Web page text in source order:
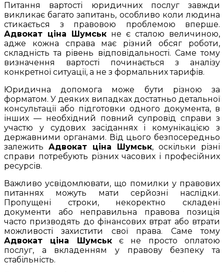
Питання вартості юридичних послуг завжди
викликає багато запитань, особливо коли людина
стикається з правовою проблемою вперше.
Адвокат ціна Шумськ не є сталою величиною,
адже кожна справа має різний обсяг роботи,
складність та рівень відповідальності. Саме тому
визначення вартості починається з аналізу
конкретної ситуації, а не з формальних тарифів.
Юридична допомога може бути різною за
форматом. У деяких випадках достатньо детальної
консультації або підготовки одного документа, в
інших — необхідний повний супровід справи з
участю у судових засіданнях і комунікацією з
державними органами. Від цього безпосередньо
залежить Адвокат ціна Шумськ, оскільки різні
справи потребують різних часових і професійних
ресурсів.
Важливо усвідомлювати, що помилки у правових
питаннях можуть мати серйозні наслідки.
Пропущені строки, некоректно складені
документи або неправильна правова позиція
часто призводять до фінансових втрат або втрати
можливості захистити свої права. Саме тому
Адвокат ціна Шумськє не просто оплатою
послуг, а вкладенням у правову безпеку та
стабільність.